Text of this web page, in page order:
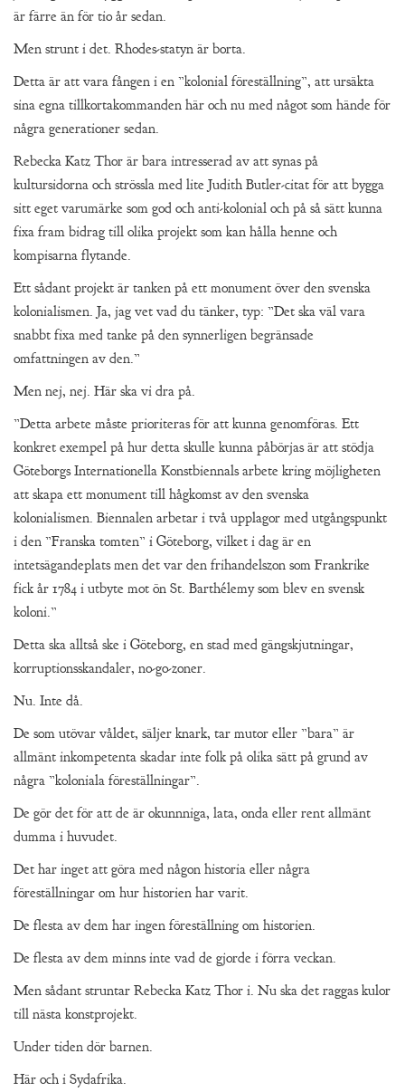
är färre än för tio år sedan.
Men strunt i det. Rhodes-statyn är borta.
Detta är att vara fången i en ”kolonial föreställning”, att ursäkta
sina egna tillkortakommanden här och nu med något som hände för
några generationer sedan.
Rebecka Katz Thor är bara intresserad av att synas på
kultursidorna och strössla med lite Judith Butler-citat för att bygga
sitt eget varumärke som god och anti-kolonial och på så sätt kunna
fixa fram bidrag till olika projekt som kan hålla henne och
kompisarna flytande.
Ett sådant projekt är tanken på ett monument över den svenska
kolonialismen. Ja, jag vet vad du tänker, typ: ”Det ska väl vara
snabbt fixa med tanke på den synnerligen begränsade
omfattningen av den.”
Men nej, nej. Här ska vi dra på.
”Detta arbete måste prioriteras för att kunna genomföras. Ett
konkret exempel på hur detta skulle kunna påbörjas är att stödja
Göteborgs Internationella Konstbiennals arbete kring möjligheten
att skapa ett monument till hågkomst av den svenska
kolonialismen. Biennalen arbetar i två upplagor med utgångspunkt
i den ”Franska tomten” i Göteborg, vilket i dag är en
intetsägandeplats men det var den frihandelszon som Frankrike
fick år 1784 i utbyte mot ön St. Barthélemy som blev en svensk
koloni.”
Detta ska alltså ske i Göteborg, en stad med gängskjutningar,
korruptionsskandaler, no-go-zoner.
Nu. Inte då.
De som utövar våldet, säljer knark, tar mutor eller ”bara” är
allmänt inkompetenta skadar inte folk på olika sätt på grund av
några ”koloniala föreställningar”.
De gör det för att de är okunnniga, lata, onda eller rent allmänt
dumma i huvudet.
Det har inget att göra med någon historia eller några
föreställningar om hur historien har varit.
De flesta av dem har ingen föreställning om historien.
De flesta av dem minns inte vad de gjorde i förra veckan.
Men sådant struntar Rebecka Katz Thor i. Nu ska det raggas kulor
till nästa konstprojekt.
Under tiden dör barnen.
Här och i Sydafrika.